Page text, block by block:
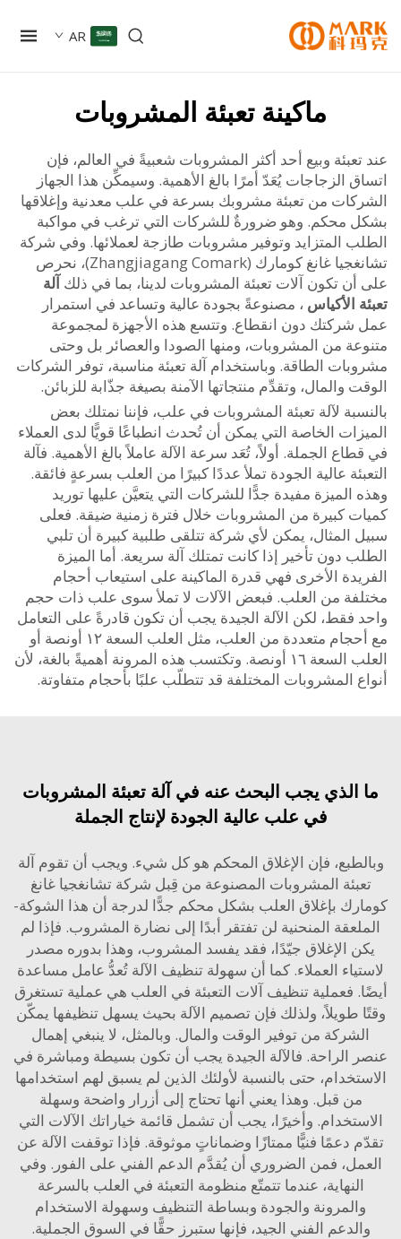
AR
ماكينة تعبئة المشروبات
وبيع أحد أكثر المشروبات شعبيةً في العالم، فإن
الزجاجات يُعَدّ أمرًا بالغ الأهمية. وسيمكِّن هذا الجهاز
من تعبئة مشروبك بسرعة في علب معدنية وإغلاقها
محكم. وهو ضرورةٌ للشركات التي ترغب في مواكبة
المتزايد وتوفير مشروبات طازجة لعملائها. وفي شركة
تشانغجيا غانغ كومارك (Zhangjiagang Comark)، نحرص
تكون آلات تعبئة المشروبات لدينا، بما في ذلكآلة
الأكياس، مصنوعةً بجودة عالية وتساعد في استمرار
دون انقطاع. وتتسع هذه الأجهزة لمجموعة
من المشروبات، ومنها الصودا والعصائر بل وحتى
الطاقة. وباستخدام آلة تعبئة مناسبة، توفر الشركات
والمال، وتقدِّم منتجاتها الآمنة بصيغة جذّابة للزبائن.
لآلة تعبئة المشروبات في علب، فإننا نمتلك بعض
الخاصة التي يمكن أن تُحدث انطباعًا قويًّا لدى العملاء
الجملة. أولاً، تُعَد سرعة الآلة عاملاً بالغ الأهمية. فآلة
عالية الجودة تملأ عددًا كبيرًا من العلب بسرعةٍ فائقة.
الميزة مفيدة جدًّا للشركات التي يتعيَّن عليها توريد
كبيرة من المشروبات خلال فترة زمنية ضيقة. فعلى
المثال، يمكن لأي شركة تتلقى طلبية كبيرة أن تلبي
دون تأخير إذا كانت تمتلك آلة سريعة. أما الميزة
الأخرى فهي قدرة الماكينة على استيعاب أحجام
من العلب. فبعض الآلات لا تملأ سوى علب ذات حجم
فقط، لكن الآلة الجيدة يجب أن تكون قادرةً على التعامل
مع أحجام متعددة من العلب، مثل العلب السعة ١٢ أونصة أو
العلب السعة ١٦ أونصة. وتكتسب هذه المرونة أهميةً بالغة، لأن
المشروبات المختلفة قد تتطلّب علبًا بأحجام متفاوتة.
الذي يجب البحث عنه في آلة تعبئة المشروبات
في علب عالية الجودة لإنتاج الجملة
فإن الإغلاق المحكم هو كل شيء. ويجب أن تقوم آلة
المشروبات المصنوعة من قِبل شركة تشانغجيا غانغ
بإغلاق العلب بشكل محكم جدًّا لدرجة أن هذا الشوكة-
المنحنية لن تفتقر أبدًا إلى نضارة المشروب. فإذا لم
الإغلاق جيّدًا، فقد يفسد المشروب، وهذا بدوره مصدر
العملاء. كما أن سهولة تنظيف الآلة تُعدُّ عامل مساعدة
فعملية تنظيف آلات التعبئة في العلب هي عملية تستغرق
طويلاً، ولذلك فإن تصميم الآلة بحيث يسهل تنظيفها يمكّن
من توفير الوقت والمال. وبالمثل، لا ينبغي إهمال
الراحة. فالآلة الجيدة يجب أن تكون بسيطة ومباشرة في
حتى بالنسبة لأولئك الذين لم يسبق لهم استخدامها
من قبل. وهذا يعني أنها تحتاج إلى أزرار واضحة وسهلة
وأخيرًا، يجب أن تشمل قائمة خياراتك الآلات التي
دعمًا فنيًّا ممتازًا وضماناتٍ موثوقة. فإذا توقفت الآلة عن
فمن الضروري أن يُقدَّم الدعم الفني على الفور. وفي
عندما تتمتّع منظومة التعبئة في العلب بالسرعة
والجودة وبساطة التنظيف وسهولة الاستخدام
الفني الجيد، فإنها ستبرز حقًّا في السوق الجملية.